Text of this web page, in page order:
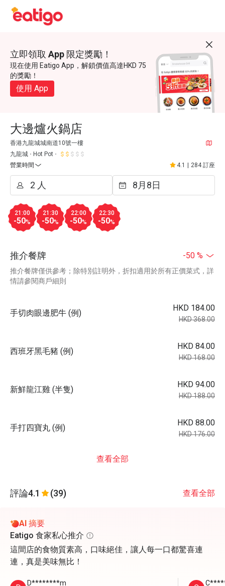
立即領取 App 限定獎勵！
現在使用 Eatigo App，解鎖價值高達HKD 75
的獎勵！
使用 App
大邊爐火鍋店
香港九龍城城南道10號一樓
九龍城
Hot Pot
營業時間
4.1 284 訂座
21:00
-50%
21:30
-50%
22:00
-50%
22:30
-50%
推介餐牌 -50 %
推介餐牌僅供參考；除特別註明外，折扣適用於所有正價菜式，詳
情請參閱商戶細則
手切肉眼邊肥牛 (例)
HKD 184.00
HKD 368.00
西班牙黑毛豬 (例)
HKD 84.00
HKD 168.00
新鮮龍江雞 (半隻)
HKD 94.00
HKD 188.00
手打四寶丸 (例)
HKD 88.00
HKD 176.00
查看全部
評論4.1 (39) 查看全部
AI 摘要
Eatigo 食家私心推介
這間店的食物質素高，口味絕佳，讓人每一口都驚喜連
連，真是美味無比！
D********m